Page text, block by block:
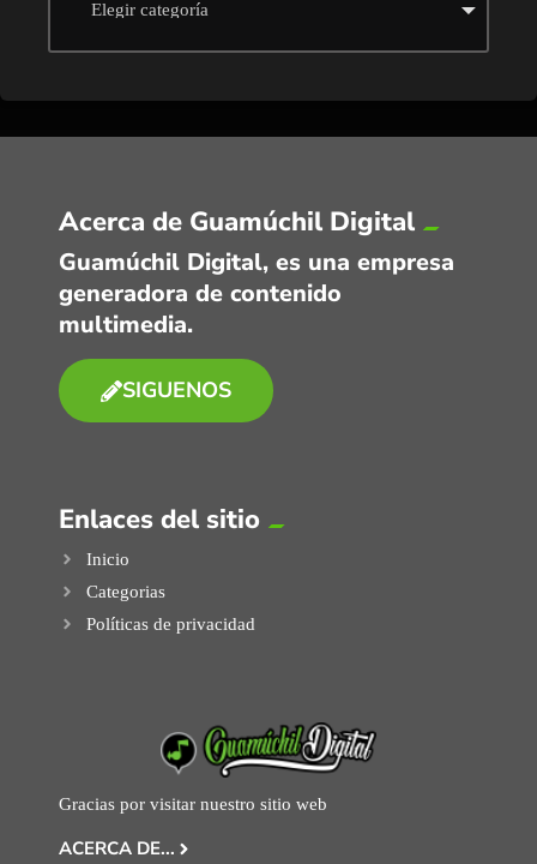
Acerca de Guamúchil Digital
Guamúchil Digital, es una empresa
generadora de contenido
multimedia.
SIGUENOS
Enlaces del sitio
Inicio
Categorias
Políticas de privacidad
Gracias por visitar nuestro sitio web
ACERCA DE...